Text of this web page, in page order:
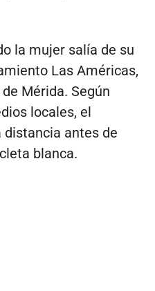
la mujer salía de su
Las Américas,
Mérida. Según
locales, el
distancia antes de
blanca.